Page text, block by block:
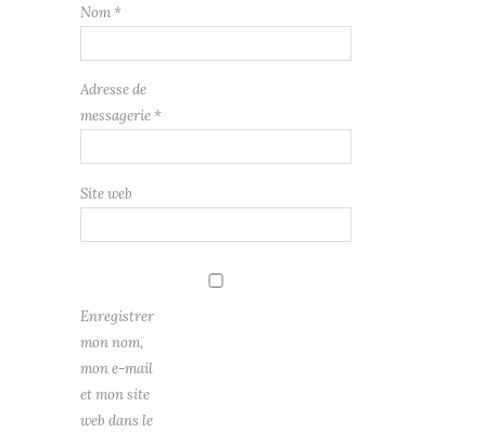
Nom *
Adresse de
messagerie *
Site web
Enregistrer
mon nom,
mon e-mail
et mon site
web dans le